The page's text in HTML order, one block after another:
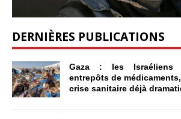
DERNIÈRES PUBLICATIONS
Gaza : les Israéliens
entrepôts de
crise sanitaire déjà